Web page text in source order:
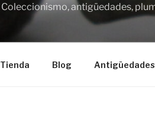
Coleccionismo, antigüedades,
Tienda Blog Antigüedades